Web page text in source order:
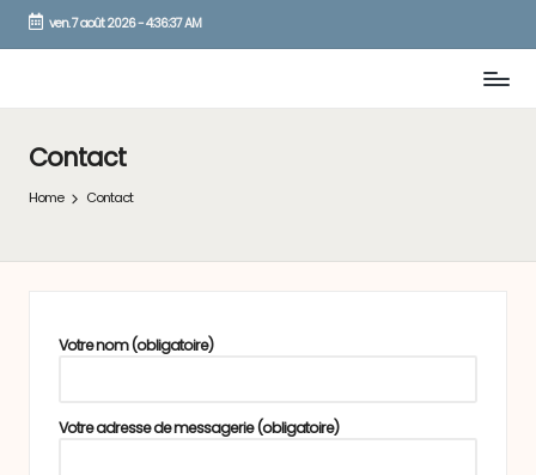
Skip
ven. 7 août 2026-4:36:37 AM
Contact
Home Contact
Votre nom (obligatoire)
Votre adresse de messagerie (obligatoire)